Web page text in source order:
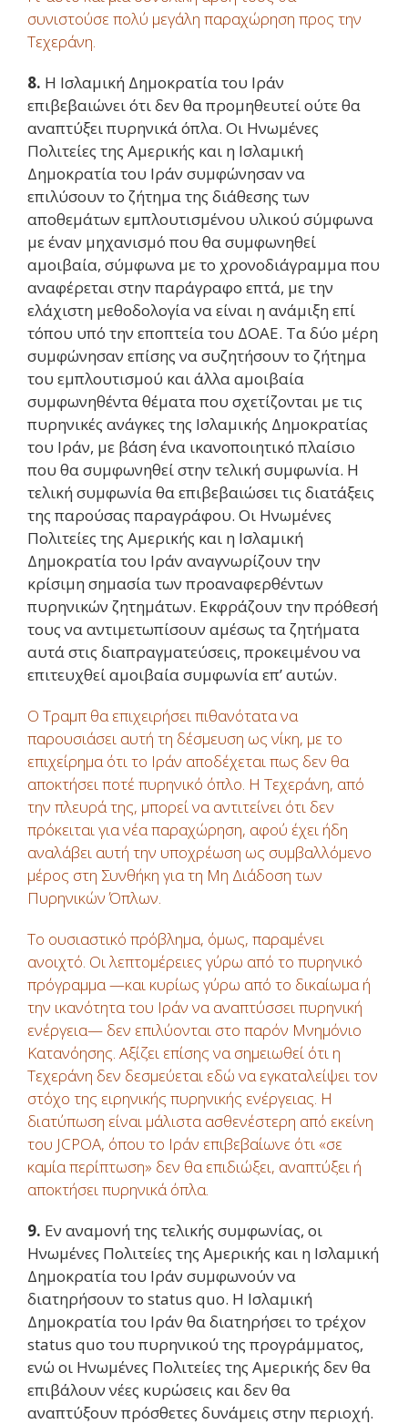
συνιστούσε πολύ μεγάλη παραχώρηση προς την
Τεχεράνη.
8. Η Ισλαμική Δημοκρατία του Ιράν
επιβεβαιώνει ότι δεν θα προμηθευτεί ούτε θα
αναπτύξει πυρηνικά όπλα. Οι Ηνωμένες
Πολιτείες της Αμερικής και η Ισλαμική
Δημοκρατία του Ιράν συμφώνησαν να
επιλύσουν το ζήτημα της διάθεσης των
αποθεμάτων εμπλουτισμένου υλικού σύμφωνα
με έναν μηχανισμό που θα συμφωνηθεί
αμοιβαία, σύμφωνα με το χρονοδιάγραμμα που
αναφέρεται στην παράγραφο επτά, με την
ελάχιστη μεθοδολογία να είναι η ανάμιξη επί
τόπου υπό την εποπτεία του ΔΟΑΕ. Τα δύο μέρη
συμφώνησαν επίσης να συζητήσουν το ζήτημα
του εμπλουτισμού και άλλα αμοιβαία
συμφωνηθέντα θέματα που σχετίζονται με τις
πυρηνικές ανάγκες της Ισλαμικής Δημοκρατίας
του Ιράν, με βάση ένα ικανοποιητικό πλαίσιο
που θα συμφωνηθεί στην τελική συμφωνία. Η
τελική συμφωνία θα επιβεβαιώσει τις διατάξεις
της παρούσας παραγράφου. Οι Ηνωμένες
Πολιτείες της Αμερικής και η Ισλαμική
Δημοκρατία του Ιράν αναγνωρίζουν την
κρίσιμη σημασία των προαναφερθέντων
πυρηνικών ζητημάτων. Εκφράζουν την πρόθεσή
τους να αντιμετωπίσουν αμέσως τα ζητήματα
αυτά στις διαπραγματεύσεις, προκειμένου να
επιτευχθεί αμοιβαία συμφωνία επ’ αυτών.
Ο Τραμπ θα επιχειρήσει πιθανότατα να
παρουσιάσει αυτή τη δέσμευση ως νίκη, με το
επιχείρημα ότι το Ιράν αποδέχεται πως δεν θα
αποκτήσει ποτέ πυρηνικό όπλο. Η Τεχεράνη, από
την πλευρά της, μπορεί να αντιτείνει ότι δεν
πρόκειται για νέα παραχώρηση, αφού έχει ήδη
αναλάβει αυτή την υποχρέωση ως συμβαλλόμενο
μέρος στη Συνθήκη για τη Μη Διάδοση των
Πυρηνικών Όπλων.
Το ουσιαστικό πρόβλημα, όμως, παραμένει
ανοιχτό. Οι λεπτομέρειες γύρω από το πυρηνικό
πρόγραμμα —και κυρίως γύρω από το δικαίωμα ή
την ικανότητα του Ιράν να αναπτύσσει πυρηνική
ενέργεια— δεν επιλύονται στο παρόν Μνημόνιο
Κατανόησης. Αξίζει επίσης να σημειωθεί ότι η
Τεχεράνη δεν δεσμεύεται εδώ να εγκαταλείψει τον
στόχο της ειρηνικής πυρηνικής ενέργειας. Η
διατύπωση είναι μάλιστα ασθενέστερη από εκείνη
του JCPOA, όπου το Ιράν επιβεβαίωνε ότι «σε
καμία περίπτωση» δεν θα επιδιώξει, αναπτύξει ή
αποκτήσει πυρηνικά όπλα.
9. Εν αναμονή της τελικής συμφωνίας, οι
Ηνωμένες Πολιτείες της Αμερικής και η Ισλαμική
Δημοκρατία του Ιράν συμφωνούν να
διατηρήσουν το status quo. Η Ισλαμική
Δημοκρατία του Ιράν θα διατηρήσει το τρέχον
status quo του πυρηνικού της προγράμματος,
ενώ οι Ηνωμένες Πολιτείες της Αμερικής δεν θα
επιβάλουν νέες κυρώσεις και δεν θα
αναπτύξουν πρόσθετες δυνάμεις στην περιοχή.